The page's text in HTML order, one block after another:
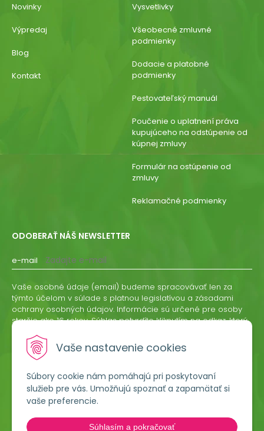
Vaše nastavenie cookies
Súbory cookie nám pomáhajú pri poskytovaní
služieb pre vás. Umožňujú spoznať a zapamätať si
vaše preferencie.
Súhlasím a pokračovať
Lumigreen, s.r.o.
Novinky
Výpredaj
Blog
Kontakt
Vysvetlivky
Všeobecné zmluvné
podmienky
Dodacie a platobné
podmienky
Pestovateľský manuál
Poučenie o uplatnení práva
kupujúceho na odstúpenie od
kúpnej zmluvy
Formulár na ostúpenie od
zmluvy
Reklamačné podmienky
ODOBERAŤ NÁŠ NEWSLETTER
e-mail
ODOBERAŤ
Vaše osobné údaje (email) budeme spracovávať len za
týmto účelom v súlade s platnou legislatívou a zásadami
ochrany osobných údajov. Informácie sú určené pre osoby
staršie ako 16 rokov. Súhlas potvrdíte kliknutím na odkaz, ktorý
odvolať písomne, emailom alebo kliknutím na odkaz z
ktoréhokoľvek informačného emailu.